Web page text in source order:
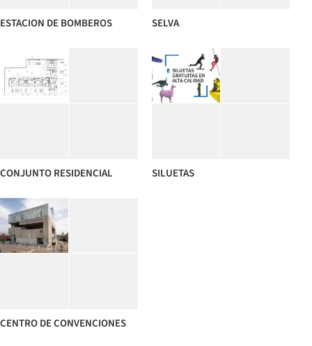
ESTACION DE BOMBEROS SELVA
CONJUNTO RESIDENCIAL SILUETAS
CENTRO DE CONVENCIONES